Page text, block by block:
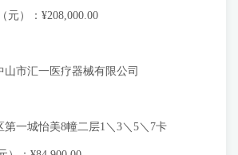
元）：¥208,000.00
：中山市汇一医疗器械有限公司
一城怡美8幢二层1＼3＼5＼7卡